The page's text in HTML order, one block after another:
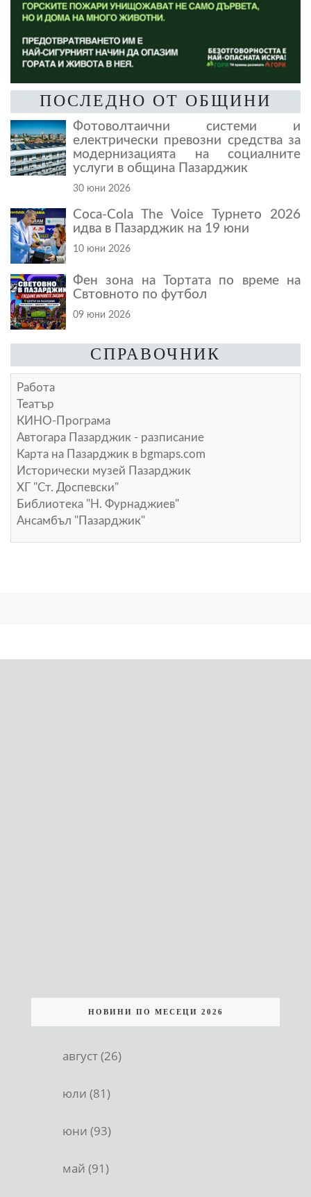
ПОСЛЕДНО ОТ ОБЩИНИ
Фотоволтаични системи и
електрически превозни средства за
модернизацията на социалните
услуги в община Пазарджик
30 юни 2026
Coca-Cola The Voice Турнето 2026
идва в Пазарджик на 19 юни
10 юни 2026
Фен зона на Тортата по време на
Свтовното по футбол
09 юни 2026
СПРАВОЧНИК
Работа
Театър
КИНО-Програма
Автогара Пазарджик - разписание
Карта на Пазарджик в bgmaps.com
Исторически музей Пазарджик
ХГ "Ст. Доспевски"
Библиотека "Н. Фурнаджиев"
Ансамбъл "Пазарджик"
НОВИНИ ПО МЕСЕЦИ 2026
август (26)
юли (81)
юни (93)
май (91)